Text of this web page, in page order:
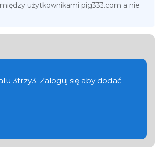
użytkownikami pig333.com a nie
3trzy3. Zaloguj się aby dodać